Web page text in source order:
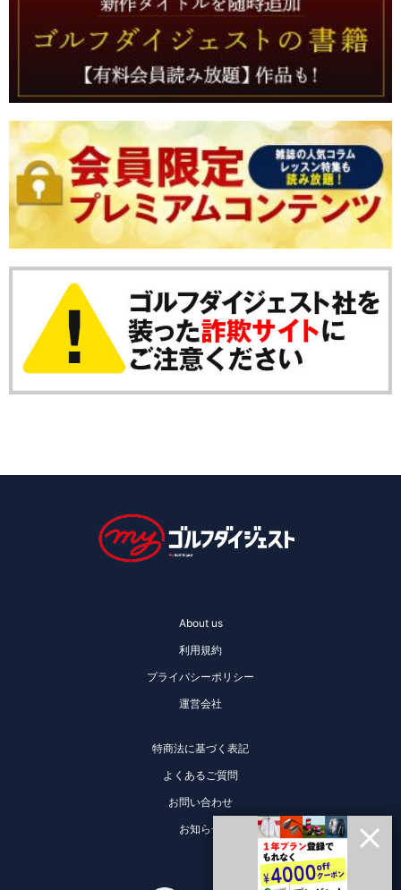
About us
利用規約
プライバシーポリシー
運営会社
特商法に基づく表記
よくあるご質問
お問い合わせ
お知らせ